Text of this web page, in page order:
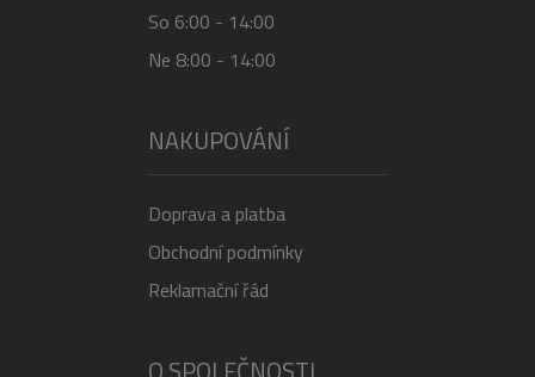
So 6:00 - 14:00
Ne 8:00 - 14:00
NAKUPOVÁNÍ
Doprava a platba
Obchodní podmínky
Reklamační řád